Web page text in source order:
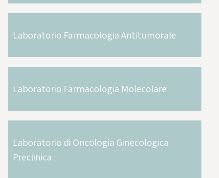
Laboratorio Farmacologia Antitumorale
Laboratorio Farmacologia Molecolare
Laboratorio di Oncologia Ginecologica
Preclinica